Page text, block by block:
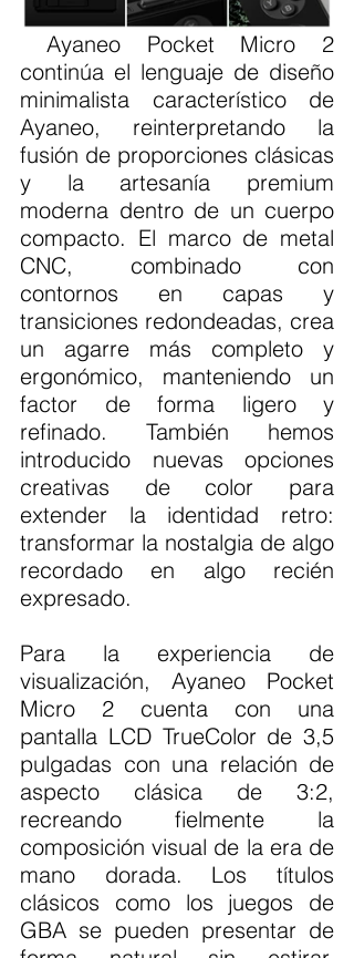
continúa el lenguaje de diseño
minimalista característico de
Ayaneo, reinterpretando la
fusión de proporciones clásicas
y la artesanía premium
moderna dentro de un cuerpo
compacto. El marco de metal
CNC, combinado con
contornos en capas y
transiciones redondeadas, crea
un agarre más completo y
ergonómico, manteniendo un
factor de forma ligero y
refinado. También hemos
introducido nuevas opciones
creativas de color para
extender la identidad retro:
transformar la nostalgia de algo
recordado en algo recién
expresado.
Para la experiencia de
visualización, Ayaneo Pocket
Micro 2 cuenta con una
pantalla LCD TrueColor de 3,5
pulgadas con una relación de
aspecto clásica de 3:2,
recreando fielmente la
composición visual de la era de
mano dorada. Los títulos
clásicos como los juegos de
GBA se pueden presentar de